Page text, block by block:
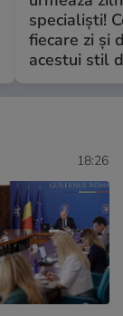
specialiști!
fiecare zi și
acestui stil
18:26